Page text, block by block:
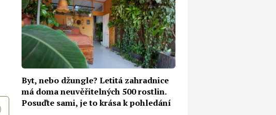
Byt, nebo džungle? Letitá zahradnice
má doma neuvěřitelných 500 rostlin.
Posuďte sami, je to krása k pohledání